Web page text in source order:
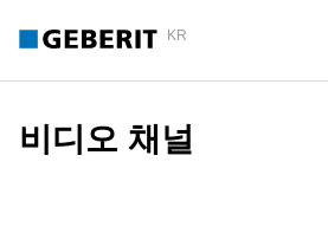
KR
비디오 채널